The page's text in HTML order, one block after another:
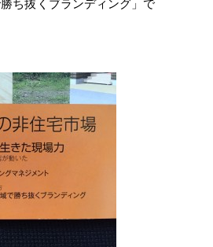
勝ち抜くブランディング」で